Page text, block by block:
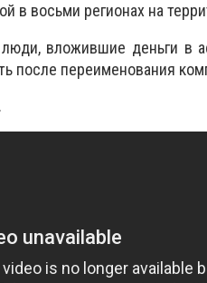
в восьми регионах на
вложившие деньги в
после переименования